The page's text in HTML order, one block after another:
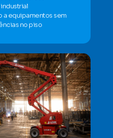
a equipamentos sem
no piso